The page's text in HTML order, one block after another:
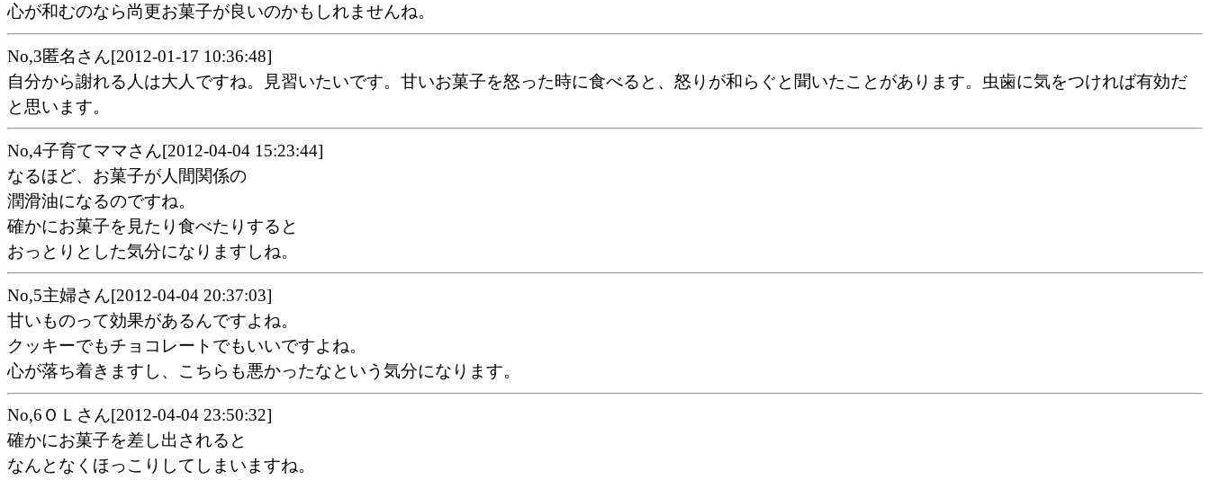
心が和むのなら尚更お菓子が良いのかもしれませんね。
No,3匿名さん[2012-01-17 10:36:48]
自分から謝れる人は大人ですね。見習いたいです。甘いお菓子を怒った時に食べると、怒りが和らぐと聞いたことがあります。虫歯に気をつければ有効だ
と思います。
No,4子育てママさん[2012-04-04 15:23:44]
なるほど、お菓子が人間関係の
潤滑油になるのですね。
確かにお菓子を見たり食べたりすると
おっとりとした気分になりますしね。
No,5主婦さん[2012-04-04 20:37:03]
甘いものって効果があるんですよね。
クッキーでもチョコレートでもいいですよね。
心が落ち着きますし、こちらも悪かったなという気分になります。
No,6ＯＬさん[2012-04-04 23:50:32]
確かにお菓子を差し出されると
なんとなくほっこりしてしまいますね。